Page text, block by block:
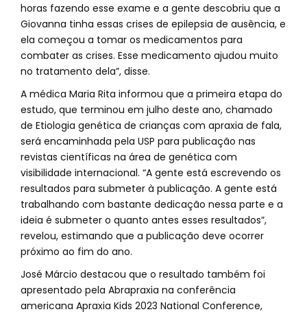
horas fazendo esse exame e a gente descobriu que a
Giovanna tinha essas crises de epilepsia de ausência, e
ela começou a tomar os medicamentos para
combater as crises. Esse medicamento ajudou muito
no tratamento dela”, disse.
A médica Maria Rita informou que a primeira etapa do
estudo, que terminou em julho deste ano, chamado
de Etiologia genética de crianças com apraxia de fala,
será encaminhada pela USP para publicação nas
revistas científicas na área de genética com
visibilidade internacional. “A gente está escrevendo os
resultados para submeter à publicação. A gente está
trabalhando com bastante dedicação nessa parte e a
ideia é submeter o quanto antes esses resultados”,
revelou, estimando que a publicação deve ocorrer
próximo ao fim do ano.
José Márcio destacou que o resultado também foi
apresentado pela Abrapraxia na conferência
americana Apraxia Kids 2023 National Conference,